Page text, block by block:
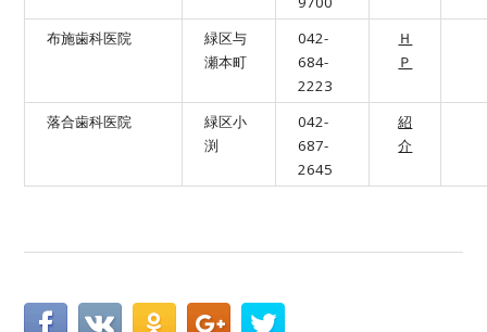
布施歯科医院
緑区与
瀬本町
042-
684-
2223
Ｈ
Ｐ
落合歯科医院
緑区小
渕
042-
687-
2645
紹
介